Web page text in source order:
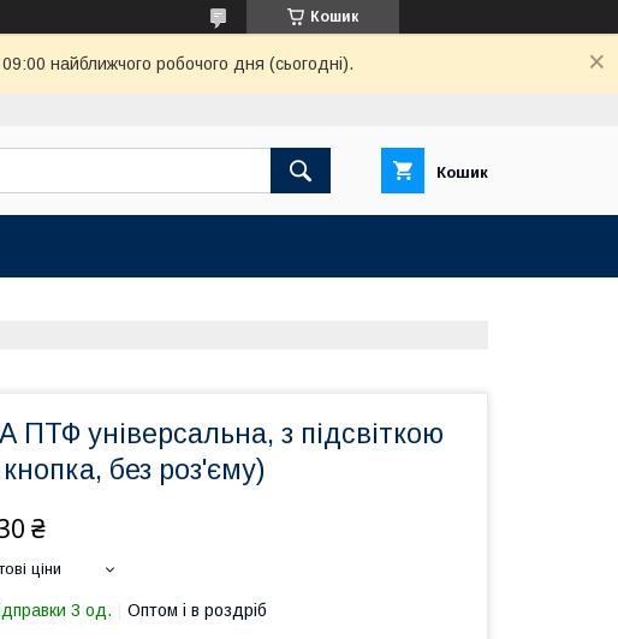
Кошик
найближчого робочого дня (сьогодні).
Кошик
ПТФ універсальна, з підсвіткою
кнопка, без роз'єму)
₴
ціни
3 од. Оптом і в роздріб